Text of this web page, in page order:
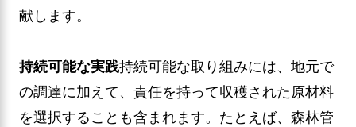
献します。
持続可能な実践持続可能な取り組みには、地元で
の調達に加えて、責任を持って収穫された原材料
を選択することも含まれます。たとえば、森林管